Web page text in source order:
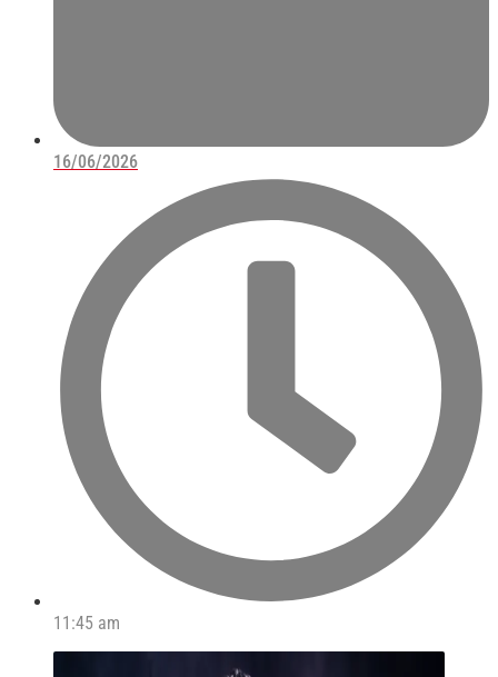
16/06/2026
11:45 am